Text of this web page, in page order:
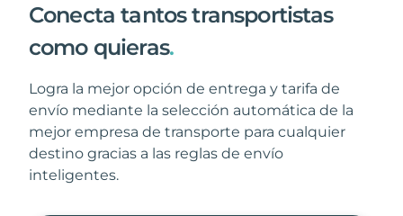
Conecta tantos transportistas
como quieras.
Logra la mejor opción de entrega y tarifa de
envío mediante la selección automática de la
mejor empresa de transporte para cualquier
destino gracias a las reglas de envío
inteligentes.